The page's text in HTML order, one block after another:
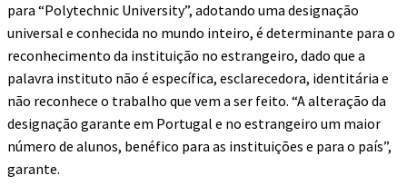
para “Polytechnic University”, adotando uma designação
universal e conhecida no mundo inteiro, é determinante para o
reconhecimento da instituição no estrangeiro, dado que a
palavra instituto não é específica, esclarecedora, identitária e
não reconhece o trabalho que vem a ser feito. “A alteração da
designação garante em Portugal e no estrangeiro um maior
número de alunos, benéfico para as instituições e para o país”,
garante.